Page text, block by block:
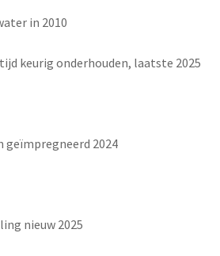
in 2010
keurig onderhouden, laatste 2025
geïmpregneerd 2024
nieuw 2025